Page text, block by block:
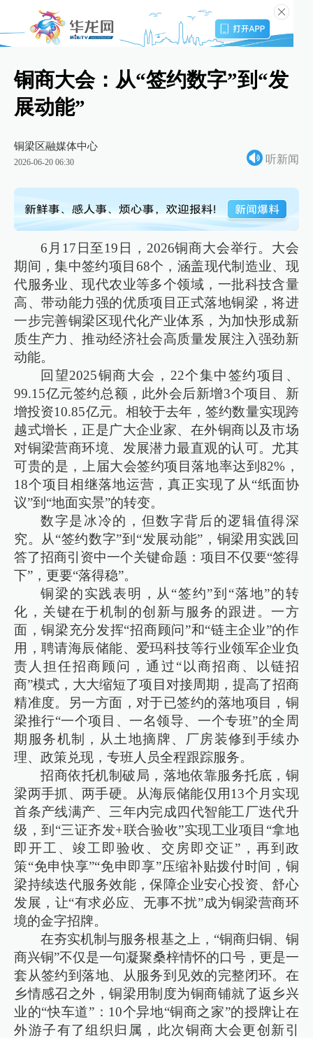
铜商大会：从“签约数字”到“发
展动能”
铜梁区融媒体中心
2026-06-20 06:30 听新闻
6月17日至19日，2026铜商大会举行。大会
期间，集中签约项目68个，涵盖现代制造业、现
代服务业、现代农业等多个领域，一批科技含量
高、带动能力强的优质项目正式落地铜梁，将进
一步完善铜梁区现代化产业体系，为加快形成新
质生产力、推动经济社会高质量发展注入强劲新
动能。
回望2025铜商大会，22个集中签约项目、
99.15亿元签约总额，此外会后新增3个项目、新
增投资10.85亿元。相较于去年，签约数量实现跨
越式增长，正是广大企业家、在外铜商以及市场
对铜梁营商环境、发展潜力最直观的认可。尤其
可贵的是，上届大会签约项目落地率达到82%，
18个项目相继落地运营，真正实现了从“纸面协
议”到“地面实景”的转变。
数字是冰冷的，但数字背后的逻辑值得深
究。从“签约数字”到“发展动能”，铜梁用实践回
答了招商引资中一个关键命题：项目不仅要“签得
下”，更要“落得稳”。
铜梁的实践表明，从“签约”到“落地”的转
化，关键在于机制的创新与服务的跟进。一方
面，铜梁充分发挥“招商顾问”和“链主企业”的作
用，聘请海辰储能、爱玛科技等行业领军企业负
责人担任招商顾问，通过“以商招商、以链招
商”模式，大大缩短了项目对接周期，提高了招商
精准度。另一方面，对于已签约的落地项目，铜
梁推行“一个项目、一名领导、一个专班”的全周
期服务机制，从土地摘牌、厂房装修到手续办
理、政策兑现，专班人员全程跟踪服务。
招商依托机制破局，落地依靠服务托底，铜
梁两手抓、两手硬。从海辰储能仅用13个月实现
首条产线满产、三年内完成四代智能工厂迭代升
级，到“三证齐发+联合验收”实现工业项目“拿地
即开工、竣工即验收、交房即交证”，再到政
策“免申快享”“免申即享”压缩补贴拨付时间，铜
梁持续迭代服务效能，保障企业安心投资、舒心
发展，让“有求必应、无事不扰”成为铜梁营商环
境的金字招牌。
在夯实机制与服务根基之上，“铜商归铜、铜
商兴铜”不仅是一句凝聚桑梓情怀的口号，更是一
套从签约到落地、从服务到见效的完整闭环。在
乡情感召之外，铜梁用制度为铜商铺就了返乡兴
业的“快车道”：10个异地“铜商之家”的授牌让在
外游子有了组织归属，此次铜商大会更创新引